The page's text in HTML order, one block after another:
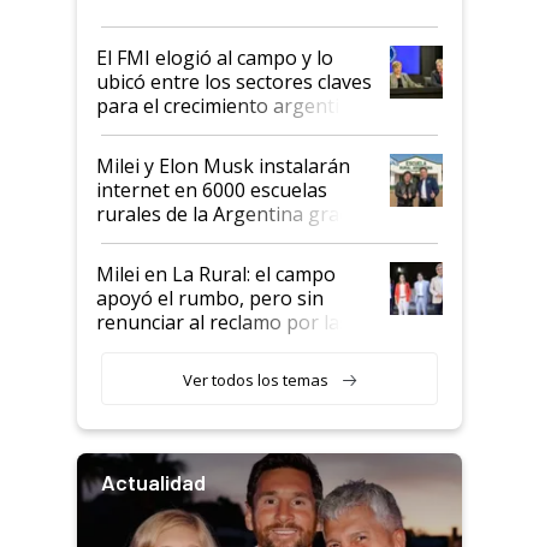
de Milei
El FMI elogió al campo y lo
ubicó entre los sectores claves
para el crecimiento argentino
Milei y Elon Musk instalarán
internet en 6000 escuelas
rurales de la Argentina gracias
a un acuerdo con Starlink
Milei en La Rural: el campo
apoyó el rumbo, pero sin
renunciar al reclamo por las
Ver todos los temas
Actualidad